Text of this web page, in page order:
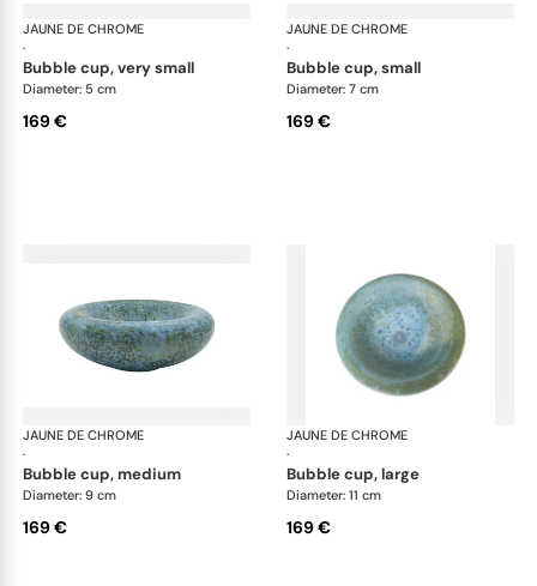
JAUNE DE CHROME
·
Nymphéa
bubble cup, very small
Diameter: 5 cm
169 €
JAUNE DE CHROME
·
bubble cup, small
Diameter: 7 cm
169 €
JAUNE DE CHROME
·
Nymphéa
bubble cup, medium
Diameter: 9 cm
169 €
JAUNE DE CHROME
·
bubble cup, large
Diameter: 11 cm
169 €